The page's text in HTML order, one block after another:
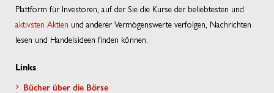
Plattform für Investoren, auf der Sie die Kurse der beliebtesten und
aktivsten Aktien und anderer Vermögenswerte verfolgen, Nachrichten
lesen und Handelsideen finden können.
Links
Bücher über die Börse